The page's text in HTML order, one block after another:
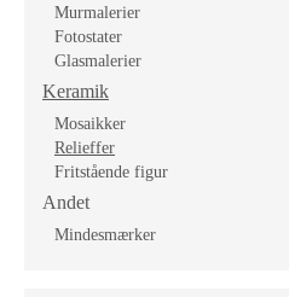
Murmalerier
Fotostater
Glasmalerier
Keramik
Mosaikker
Relieffer
Fritstående figur
Andet
Mindesmærker